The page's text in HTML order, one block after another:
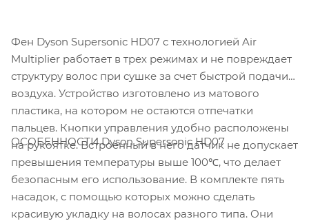
Фен Dyson Supersonic HD07 с технологией Air
Multiplier работает в трех режимах и не повреждает
структуру волос при сушке за счет быстрой подачи
воздуха. Устройство изготовлено из матового
пластика, на котором не остаются отпечатки
пальцев. Кнопки управления удобно расположены
на рукоятке. Встроенный в него датчик не допускает
превышения температуры выше 100℃, что делает
безопасным его использование. В комплекте пять
насадок, с помощью которых можно сделать
красивую укладку на волосах разного типа. Они
ОСОБЕННОСТИ Dyson Supersonic HD07